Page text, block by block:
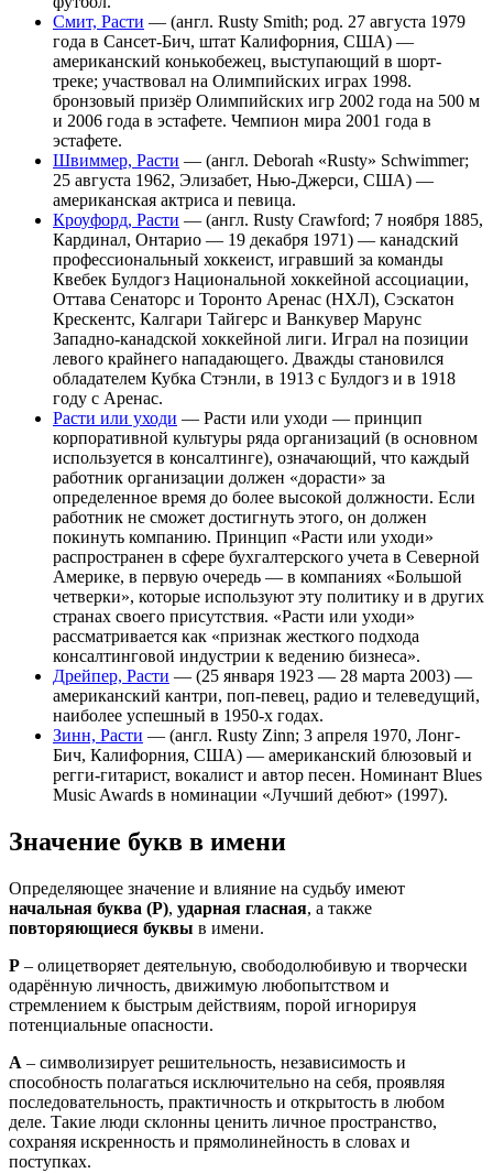
Смит, Расти — (англ. Rusty Smith; род. 27 августа 1979
года в Сансет-Бич, штат Калифорния, США) —
американский конькобежец, выступающий в шорт-
треке; участвовал на Олимпийских играх 1998.
бронзовый призёр Олимпийских игр 2002 года на 500 м
и 2006 года в эстафете. Чемпион мира 2001 года в
эстафете.
Швиммер, Расти — (англ. Deborah «Rusty» Schwimmer;
25 августа 1962, Элизабет, Нью-Джерси, США) —
американская актриса и певица.
Кроуфорд, Расти — (англ. Rusty Crawford; 7 ноября 1885,
Кардинал, Онтарио — 19 декабря 1971) — канадский
профессиональный хоккеист, игравший за команды
Квебек Булдогз Национальной хоккейной ассоциации,
Оттава Сенаторс и Торонто Аренас (НХЛ), Сэскатон
Крескентс, Калгари Тайгерс и Ванкувер Марунс
Западно-канадской хоккейной лиги. Играл на позиции
левого крайнего нападающего. Дважды становился
обладателем Кубка Стэнли, в 1913 с Булдогз и в 1918
году с Аренас.
Расти или уходи — Расти или уходи — принцип
корпоративной культуры ряда организаций (в основном
используется в консалтинге), означающий, что каждый
работник организации должен «дорасти» за
определенное время до более высокой должности. Если
работник не сможет достигнуть этого, он должен
покинуть компанию. Принцип «Расти или уходи»
распространен в сфере бухгалтерского учета в Северной
Америке, в первую очередь — в компаниях «Большой
четверки», которые используют эту политику и в других
странах своего присутствия. «Расти или уходи»
рассматривается как «признак жесткого подхода
консалтинговой индустрии к ведению бизнеса».
Дрейпер, Расти — (25 января 1923 — 28 марта 2003) —
американский кантри, поп-певец, радио и телеведущий,
наиболее успешный в 1950-х годах.
Зинн, Расти — (англ. Rusty Zinn; 3 апреля 1970, Лонг-
Бич, Калифорния, США) — американский блюзовый и
регги-гитарист, вокалист и автор песен. Номинант Blues
Music Awards в номинации «Лучший дебют» (1997).
Значение букв в имени
Определяющее значение и влияние на судьбу имеют
начальная буква (Р), ударная гласная, а также
повторяющиеся буквы в имени.
Р – олицетворяет деятельную, свободолюбивую и творчески
одарённую личность, движимую любопытством и
стремлением к быстрым действиям, порой игнорируя
потенциальные опасности.
А – символизирует решительность, независимость и
способность полагаться исключительно на себя, проявляя
последовательность, практичность и открытость в любом
деле. Такие люди склонны ценить личное пространство,
сохраняя искренность и прямолинейность в словах и
поступках.